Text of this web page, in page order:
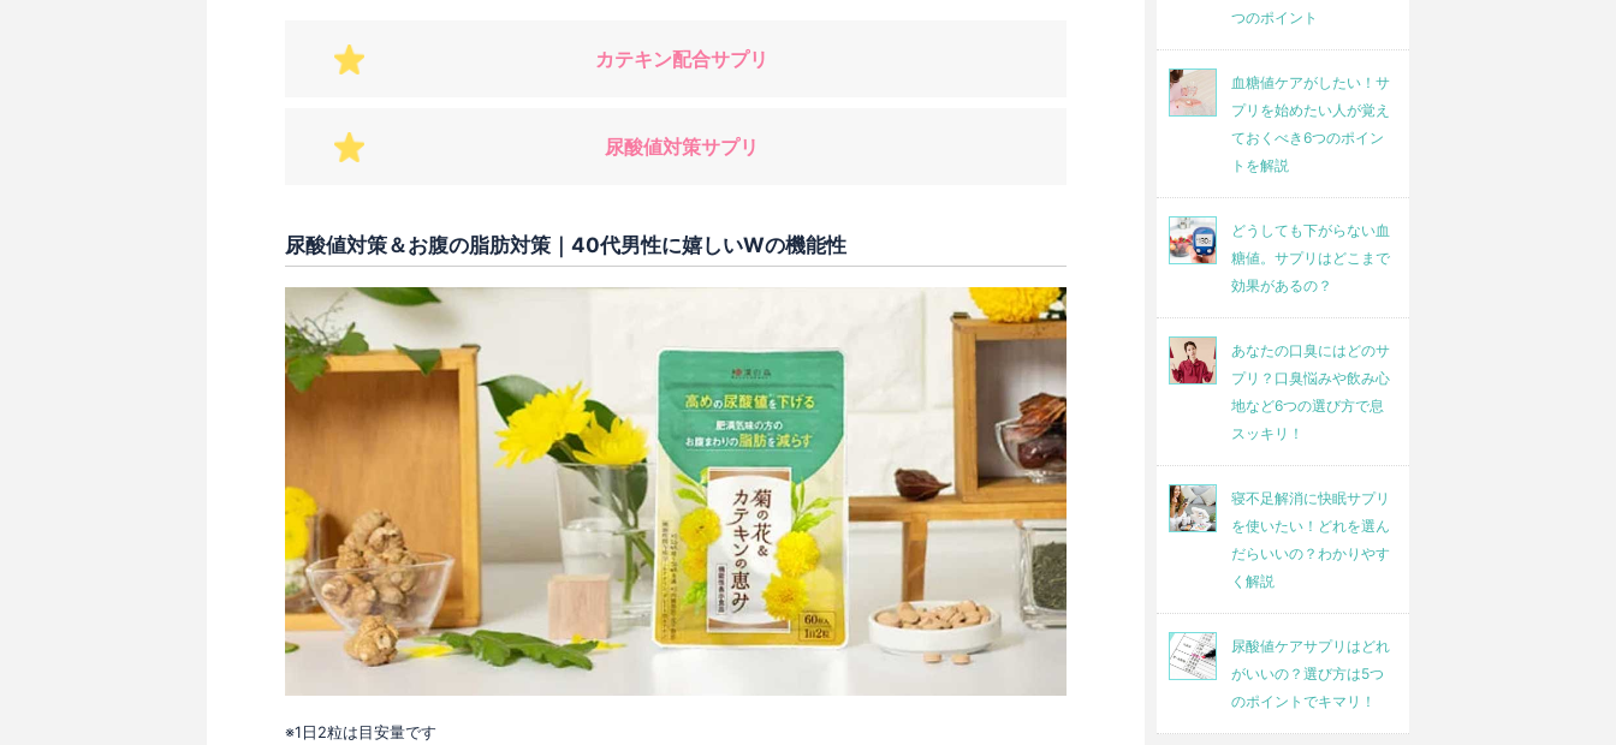
カテキン配合サプリ
尿酸値対策サプリ
尿酸値対策＆お腹の脂肪対策｜40代男性に嬉しいWの機能性
※1日2粒は目安量です
つのポイント
血糖値ケアがしたい！サ
プリを始めたい人が覚え
ておくべき6つのポイン
トを解説
どうしても下がらない血
糖値。サプリはどこまで
効果があるの？
あなたの口臭にはどのサ
プリ？口臭悩みや飲み心
地など6つの選び方で息
スッキリ！
寝不足解消に快眠サプリ
を使いたい！どれを選ん
だらいいの？わかりやす
く解説
尿酸値ケアサプリはどれ
がいいの？選び方は5つ
のポイントでキマリ！